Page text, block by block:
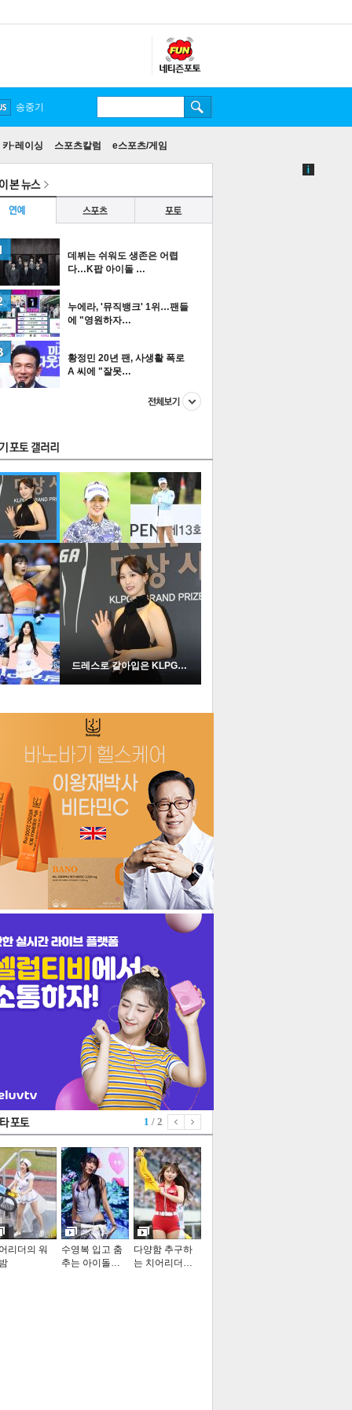
카·레이싱 스포츠칼럼 e스포츠/게임
송중기
본 뉴스
스포츠 포토
데뷔는 쉬워도 생존은 어렵
다…K팝 아이돌 …
누에라, '뮤직뱅크' 1위…팬들
에 "영원하자…
황정민 20년 팬, 사생활 폭로
A 씨에 "잘못…
더보기
포토
드레스로 갈아입은 KLPGA …
1 / 2
리더의 워
수영복 입고 춤
추는 아이돌…
다양함 추구하
는 치어리더…